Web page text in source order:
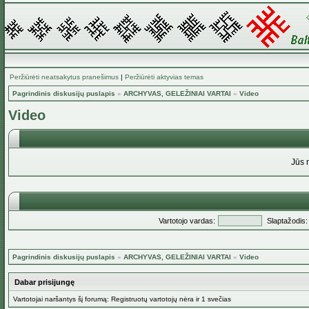
Peržiūrėti neatsakytus pranešimus | Peržiūrėti aktyvias temas
Pagrindinis diskusijų puslapis » ARCHYVAS, GELEŽINIAI VARTAI » Video
Video
Jūs
Vartotojo vardas: Slaptažodis:
Pagrindinis diskusijų puslapis » ARCHYVAS, GELEŽINIAI VARTAI » Video
Dabar prisijungę
Vartotojai naršantys šį forumą: Registruotų vartotojų nėra ir 1 svečias